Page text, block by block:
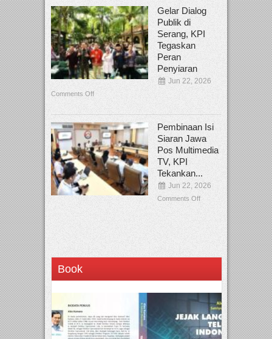
Gelar Dialog
Publik di
Serang, KPI
Tegaskan
Peran
Penyiaran
Jun 22, 2026
Comments Off
Pembinaan Isi
Siaran Jawa
Pos Multimedia
TV, KPI
Tekankan...
Jun 22, 2026
Comments Off
Book